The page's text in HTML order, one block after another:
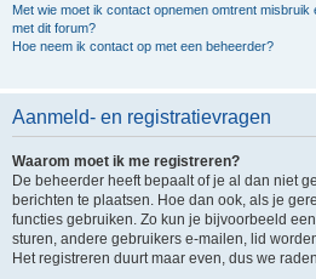
Met wie moet ik contact opnemen omtrent
met dit forum?
Hoe neem ik contact op met een beheerder?
Aanmeld- en registratievragen
Waarom moet ik me registreren?
De beheerder heeft bepaalt of je al dan niet
berichten te plaatsen. Hoe dan ook, als je
functies gebruiken. Zo kun je bijvoorbeeld
sturen, andere gebruikers e-mailen, lid
Het registreren duurt maar even, dus we